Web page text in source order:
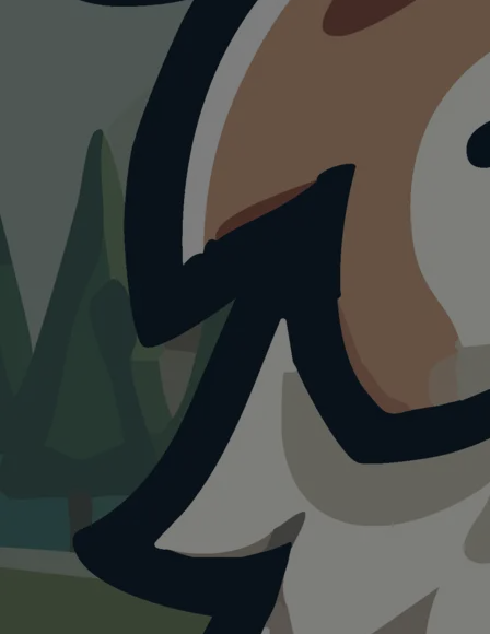
HUNDEAUSLAUF
Hundewiese im
Rotehorn Park
Heute ist
für Hundewiese im
Rotehorn Park.
OpenWeatherMap